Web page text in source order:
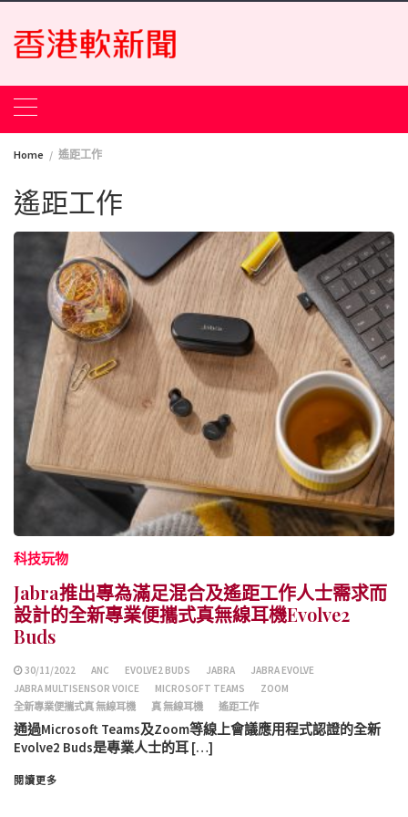
Skip
content
Home 遙距工作
遙距工作
科技玩物
Jabra推出專為滿足混合及遙距工作人士需求而
設計的全新專業便攜式真無線耳機Evolve2
Buds
30/11/2022 ANC EVOLVE2 BUDS JABRA
JABRA EVOLVE
JABRA MULTISENSOR VOICE
MICROSOFT TEAMS
ZOOM
全新專業便攜式真 無線耳機
真 無線耳機 遙距工作
通過Microsoft Teams及Zoom等線上會議應用程式認證的全新
Evolve2 Buds是專業人士的耳 […]
閱讀更多